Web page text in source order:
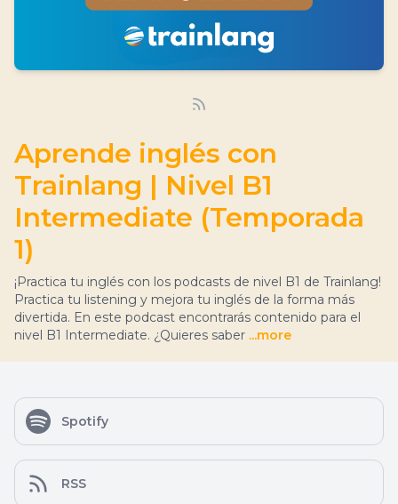
Aprende inglés con
Trainlang | Nivel B1
Intermediate (Temporada
1)
¡Practica tu inglés con los podcasts de nivel B1 de Trainlang!
Practica tu listening y mejora tu inglés de la forma más
divertida. En este podcast encontrarás contenido para el
nivel B1 Intermediate. ¿Quieres saber ...more
Spotify
RSS